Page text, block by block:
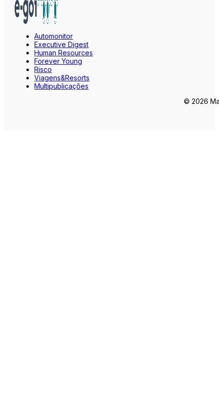
Automonitor
Executive Digest
Human Resources
Forever Young
Risco
Viagens&Resorts
Multipublicações
© 2026